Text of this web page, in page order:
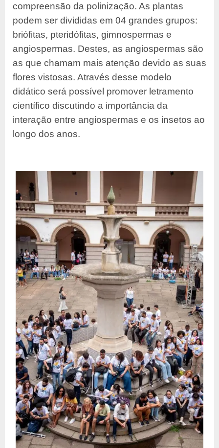
compreensão da polinização. As plantas
podem ser divididas em 04 grandes grupos:
briófitas, pteridófitas, gimnospermas e
angiospermas. Destes, as angiospermas são
as que chamam mais atenção devido as suas
flores vistosas. Através desse modelo
didático será possível promover letramento
científico discutindo a importância da
interação entre angiospermas e os insetos ao
longo dos anos.